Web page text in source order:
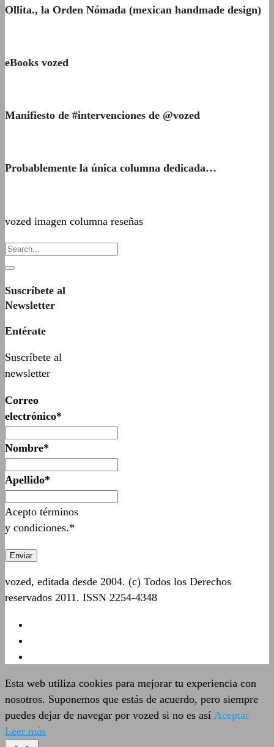
Ollita., la Orden Nómada (mexican handmade design)
eBooks vozed
Manifiesto de #intervenciones de @vozed
Probablemente la única columna dedicada…
vozed imagen columna reseñas
Suscríbete al
Newsletter
Entérate
Suscríbete al
newsletter
Correo
electrónico*
Nombre*
Apellido*
Acepto términos
y condiciones.*
vozed, editada desde 2004. (c) Todos los Derechos
reservados 2011. ISSN 2254-4348
Esta web utiliza cookies para mejorar tu experiencia con
nosotros. Suponemos que estás de acuerdo, pero siempre
puedes dejar de navegar por vozed si no es así Aceptar
Leer más